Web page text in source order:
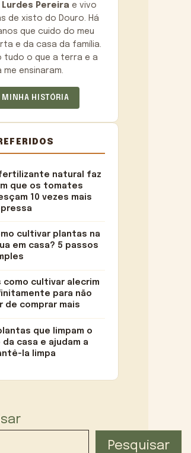
Lurdes Pereirae vivo
de xisto do Douro. Há
que cuido do meu
e da casa da família.
tudo o que a terra e a
me ensinaram.
MINHA HISTÓRIA
natural faz
que os tomates
10 vezes mais
cultivar plantas na
em casa? 5 passos
como cultivar alecrim
para não
de comprar mais
que limpam o
da casa e ajudam a
la limpa
Pesquisar